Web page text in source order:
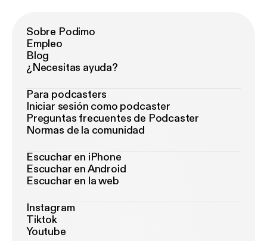
Sobre Podimo
Empleo
Blog
¿Necesitas ayuda?
Para podcasters
Iniciar sesión como podcaster
Preguntas frecuentes de Podcaster
Normas de la comunidad
Escuchar en iPhone
Escuchar en Android
Escuchar en la web
Instagram
Tiktok
Youtube